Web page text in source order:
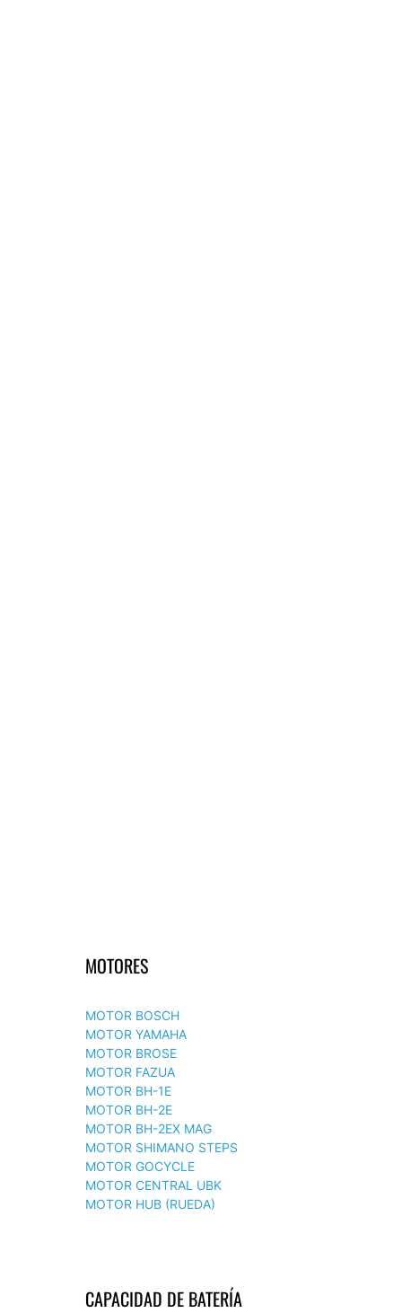
MOTORES
MOTOR BOSCH
MOTOR YAMAHA
MOTOR BROSE
MOTOR FAZUA
MOTOR BH-1E
MOTOR BH-2E
MOTOR BH-2EX MAG
MOTOR SHIMANO STEPS
MOTOR GOCYCLE
MOTOR CENTRAL UBK
MOTOR HUB (RUEDA)
CAPACIDAD DE BATERÍA